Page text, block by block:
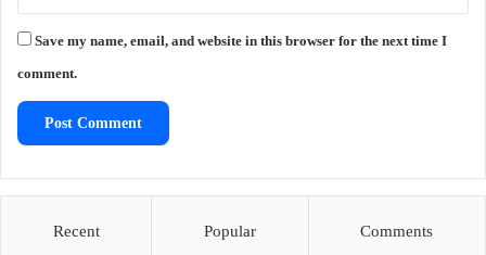
Save my name, email, and website in this browser for the next time I
comment.
Recent Popular Comments